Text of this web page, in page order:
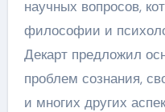
научных вопросов,
философии и
Декарт предложил
проблем сознания,
и многих других